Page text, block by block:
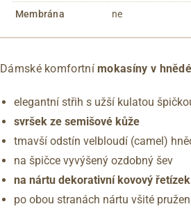
Membrána ne
Dámské komfortnímokasíny v
elegantní střih s užší kulatou
svršek ze semišové kůže
tmavší odstín velbloudí (camel)
na špičce vyvýšený ozdobný šev
na nártu dekorativní kovový řetízek
po obou stranách nártu všité